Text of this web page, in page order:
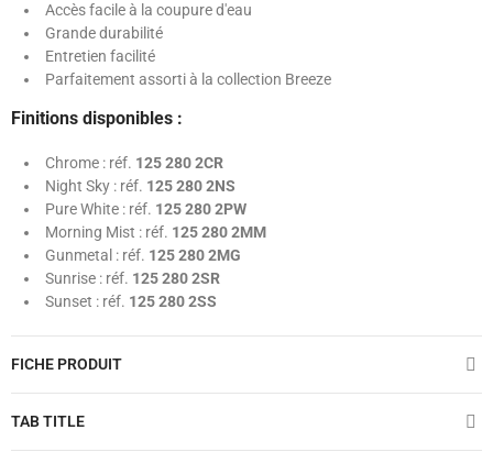
Accès facile à la coupure d'eau
Grande durabilité
Entretien facilité
Parfaitement assorti à la collection Breeze
Finitions disponibles :
Chrome : réf. 125 280 2CR
Night Sky : réf. 125 280 2NS
Pure White : réf. 125 280 2PW
Morning Mist : réf. 125 280 2MM
Gunmetal : réf. 125 280 2MG
Sunrise : réf. 125 280 2SR
Sunset : réf. 125 280 2SS
FICHE PRODUIT
TAB TITLE